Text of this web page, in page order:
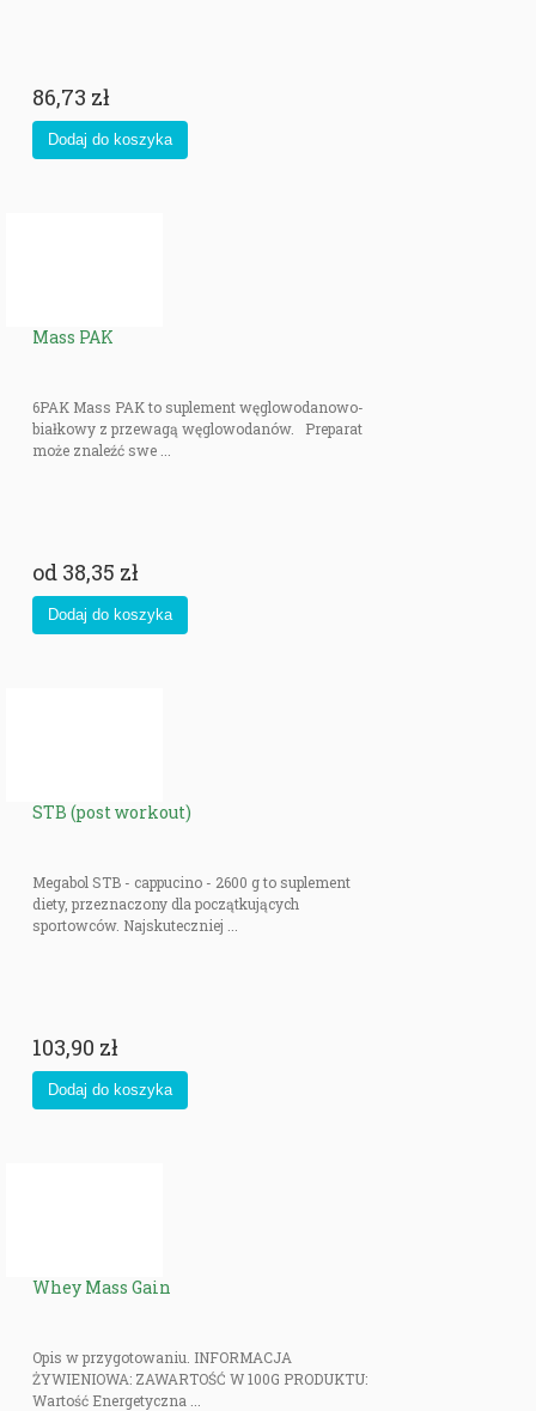
86,73 zł
Mass PAK
6PAK Mass PAK to suplement węglowodanowo-
białkowy z przewagą węglowodanów. Preparat
może znaleźć swe ...
od 38,35 zł
STB (post workout)
Megabol STB - cappucino - 2600 g to suplement
diety, przeznaczony dla początkujących
sportowców. Najskuteczniej ...
103,90 zł
Whey Mass Gain
Opis w przygotowaniu. INFORMACJA
ŻYWIENIOWA: ZAWARTOŚĆ W 100G PRODUKTU:
Wartość Energetyczna ...